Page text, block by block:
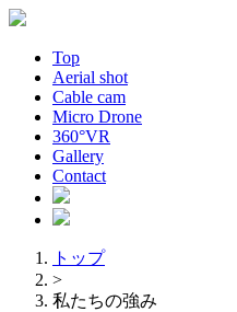
Top
Aerial shot
Cable cam
Micro Drone
360°VR
Gallery
Contact
トップ
>
私たちの強み